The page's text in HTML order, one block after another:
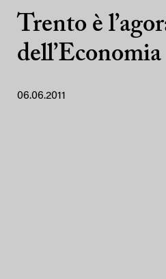
Trento è
dell’Economia
06.06.2011